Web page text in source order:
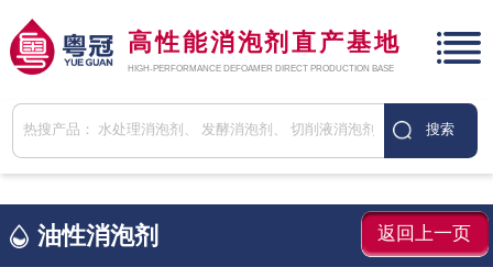
高性能消泡剂直产基地
HIGH-PERFORMANCE DEFOAMER DIRECT PRODUCTION BASE
油性消泡剂 返回上一页